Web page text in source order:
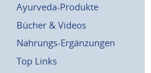
Ayurveda-Produkte
Bücher & Videos
Nahrungs-Ergänzungen
Top Links